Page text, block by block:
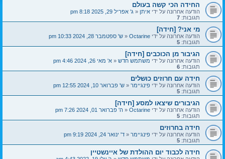
החידה הכי קשה בעולם
הודעה אחרונה על ידי איתן«ג' אפריל 29, 2025 8:18 pm
תגובות: 7
מי אני? [חידה]
הודעה אחרונה על ידי Octarine
«ש' ספטמבר 28, 2024 10:33 pm
תגובות: 5
הגיבור מן הכוכבים [חידה]
הודעה אחרונה על ידי משתמש חדש«א' מאי 26, 2024 4:46 pm
תגובות: 6
חידה עם חרוזים כושלים
הודעה אחרונה על ידי פינגיימר«ש' פברואר 10, 2024 12:55 pm
תגובות: 5
הגיבורים שיצאו למסע [חידה]
הודעה אחרונה על ידי Octarine
«ה' פברואר 01, 2024 7:26 pm
תגובות: 5
חידה בחרוזים
הודעה אחרונה על ידי פינגיימר«ד' ינואר 24, 2024 9:19 pm
תגובות: 5
חידה לכבוד יום ההולדת של איינשטיין